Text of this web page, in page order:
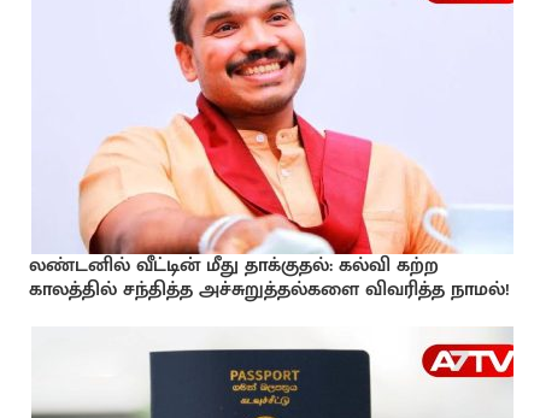
லண்டனில் வீட்டின் மீது தாக்குதல்: கல்வி கற்ற
காலத்தில் சந்தித்த அச்சுறுத்தல்களை விவரித்த நாமல்!